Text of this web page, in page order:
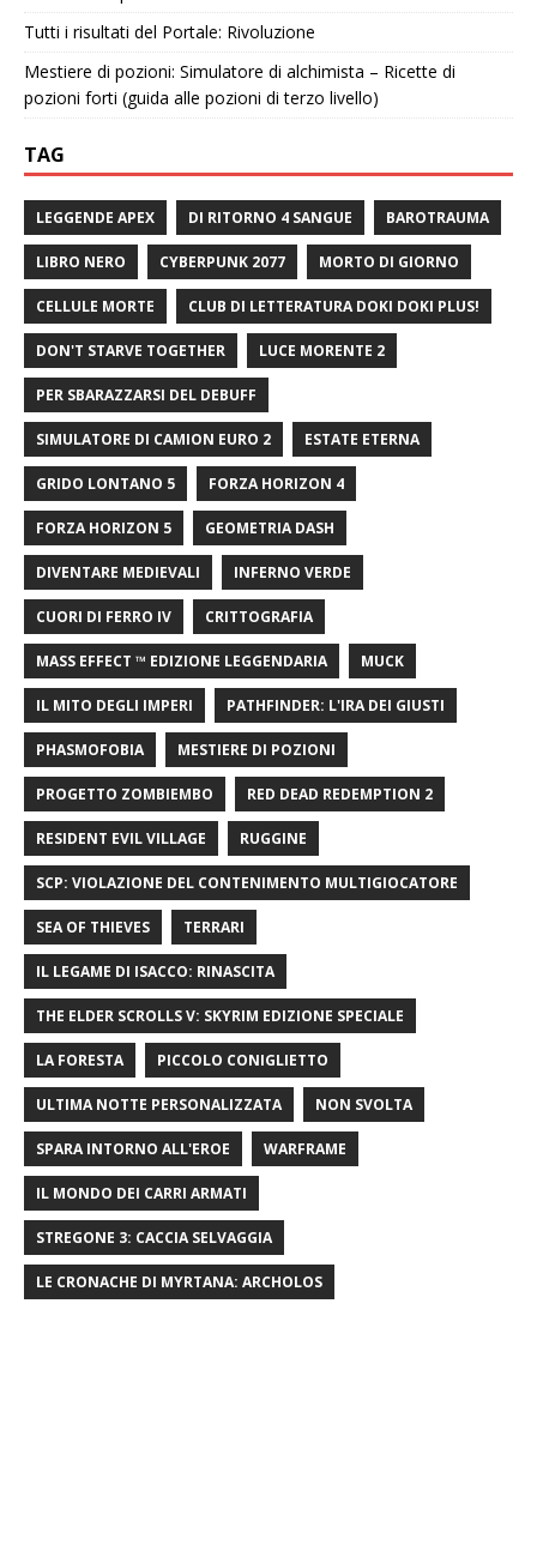
Tutti i risultati del Portale: Rivoluzione
Mestiere di pozioni: Simulatore di alchimista – Ricette di
pozioni forti (guida alle pozioni di terzo livello)
TAG
LEGGENDE APEX DI RITORNO 4 SANGUE BAROTRAUMA
LIBRO NERO CYBERPUNK 2077 MORTO DI GIORNO
CELLULE MORTE CLUB DI LETTERATURA DOKI DOKI PLUS!
DON'T STARVE TOGETHER LUCE MORENTE 2
PER SBARAZZARSI DEL DEBUFF
SIMULATORE DI CAMION EURO 2 ESTATE ETERNA
GRIDO LONTANO 5 FORZA HORIZON 4
FORZA HORIZON 5 GEOMETRIA DASH
DIVENTARE MEDIEVALI INFERNO VERDE
CUORI DI FERRO IV CRITTOGRAFIA
MASS EFFECT ™ EDIZIONE LEGGENDARIA MUCK
IL MITO DEGLI IMPERI PATHFINDER: L'IRA DEI GIUSTI
PHASMOFOBIA MESTIERE DI POZIONI
PROGETTO ZOMBIEMBO RED DEAD REDEMPTION 2
RESIDENT EVIL VILLAGE RUGGINE
SCP: VIOLAZIONE DEL CONTENIMENTO MULTIGIOCATORE
SEA OF ​​THIEVES TERRARI
IL LEGAME DI ISACCO: RINASCITA
THE ELDER SCROLLS V: SKYRIM EDIZIONE SPECIALE
LA FORESTA PICCOLO CONIGLIETTO
ULTIMA NOTTE PERSONALIZZATA NON SVOLTA
SPARA INTORNO ALL'EROE WARFRAME
IL MONDO DEI CARRI ARMATI
STREGONE 3: CACCIA SELVAGGIA
LE CRONACHE DI MYRTANA: ARCHOLOS